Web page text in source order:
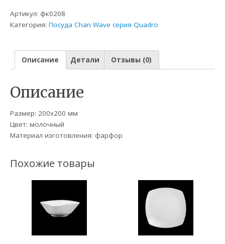
Артикул: фк0208
Категория:Посуда Chan Wave серия Quadro
Описание Детали Отзывы (0)
Описание
Размер: 200х200 мм
Цвет: молочный
Материал изготовления: фарфор
Похожие товары